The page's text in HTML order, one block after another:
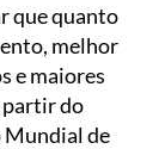
que quanto
melhor
e maiores
partir do
Mundial de